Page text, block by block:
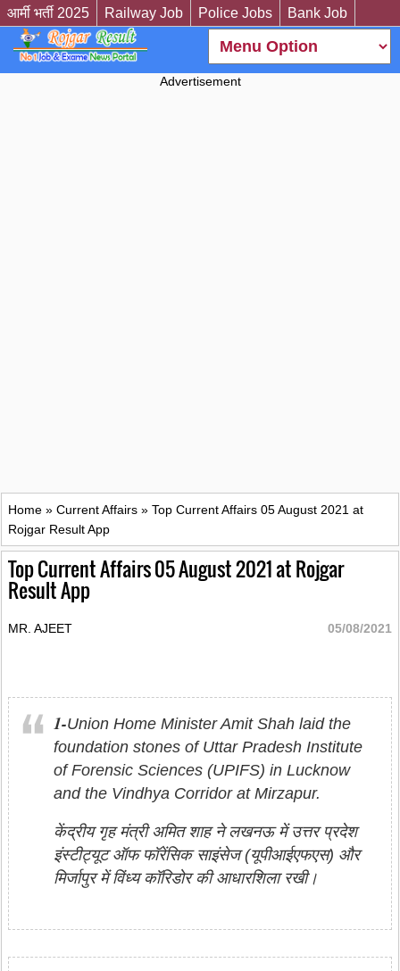
आर्मी भर्ती 2025 Railway Job Police Jobs Bank Job
Advertisement
Home » Current Affairs » Top Current Affairs 05 August 2021 at
Rojgar Result App
Top Current Affairs 05 August 2021 at Rojgar
Result App
MR. AJEET 05/08/2021
1-Union Home Minister Amit Shah laid the
foundation stones of Uttar Pradesh Institute
of Forensic Sciences (UPIFS) in Lucknow
and the Vindhya Corridor at Mirzapur.
केंद्रीय गृह मंत्री अमित शाह ने लखनऊ में उत्तर प्रदेश
इंस्टीट्यूट ऑफ फॉरेंसिक साइंसेज (यूपीआईएफएस) और
मिर्जापुर में विंध्य कॉरिडोर की आधारशिला रखी।